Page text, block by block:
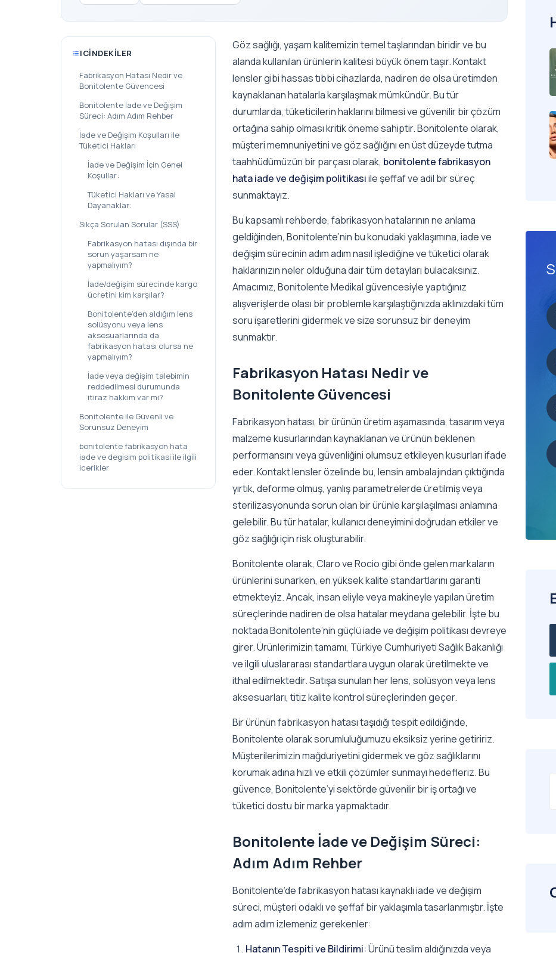
ICINDEKILER
Fabrikasyon Hatası Nedir ve
Bonitolente Güvencesi
Bonitolente İade ve Değişim
Süreci: Adım Adım Rehber
İade ve Değişim Koşulları ile
Tüketici Hakları
İade ve Değişim İçin Genel
Koşullar:
Tüketici Hakları ve Yasal
Dayanaklar:
Sıkça Sorulan Sorular (SSS)
Fabrikasyon hatası dışında bir
sorun yaşarsam ne
yapmalıyım?
İade/değişim sürecinde kargo
ücretini kim karşılar?
Bonitolente’den aldığım lens
solüsyonu veya lens
aksesuarlarında da
fabrikasyon hatası olursa ne
yapmalıyım?
İade veya değişim talebimin
reddedilmesi durumunda
itiraz hakkım var mı?
Bonitolente ile Güvenli ve
Sorunsuz Deneyim
bonitolente fabrikasyon hata
iade ve degisim politikasi ile ilgili
icerikler
Göz sağlığı, yaşam kalitemizin temel taşlarından biridir ve bu
alanda kullanılan ürünlerin kalitesi büyük önem taşır. Kontakt
lensler gibi hassas tıbbi cihazlarda, nadiren de olsa üretimden
kaynaklanan hatalarla karşılaşmak mümkündür. Bu tür
durumlarda, tüketicilerin haklarını bilmesi ve güvenilir bir çözüm
ortağına sahip olması kritik öneme sahiptir. Bonitolente olarak,
müşteri memnuniyetini ve göz sağlığını en üst düzeyde tutma
taahhüdümüzün bir parçası olarak, bonitolente fabrikasyon
hata iade ve değişim politikasıile şeffaf ve adil bir süreç
sunmaktayız.
Bu kapsamlı rehberde, fabrikasyon hatalarının ne anlama
geldiğinden, Bonitolente’nin bu konudaki yaklaşımına, iade ve
değişim sürecinin adım adım nasıl işlediğine ve tüketici olarak
haklarınızın neler olduğuna dair tüm detayları bulacaksınız.
Amacımız, Bonitolente Medikal güvencesiyle yaptığınız
alışverişlerde olası bir problemle karşılaştığınızda aklınızdaki tüm
soru işaretlerini gidermek ve size sorunsuz bir deneyim
sunmaktır.
Fabrikasyon Hatası Nedir ve
Bonitolente Güvencesi
Fabrikasyon hatası, bir ürünün üretim aşamasında, tasarım veya
malzeme kusurlarından kaynaklanan ve ürünün beklenen
performansını veya güvenliğini olumsuz etkileyen kusurları ifade
eder. Kontakt lensler özelinde bu, lensin ambalajından çıktığında
yırtık, deforme olmuş, yanlış parametrelerde üretilmiş veya
sterilizasyonunda sorun olan bir ürünle karşılaşılması anlamına
gelebilir. Bu tür hatalar, kullanıcı deneyimini doğrudan etkiler ve
göz sağlığı için risk oluşturabilir.
Bonitolente olarak, Claro ve Rocio gibi önde gelen markaların
ürünlerini sunarken, en yüksek kalite standartlarını garanti
etmekteyiz. Ancak, insan eliyle veya makineyle yapılan üretim
süreçlerinde nadiren de olsa hatalar meydana gelebilir. İşte bu
noktada Bonitolente’nin güçlü iade ve değişim politikası devreye
girer. Ürünlerimizin tamamı, Türkiye Cumhuriyeti Sağlık Bakanlığı
ve ilgili uluslararası standartlara uygun olarak üretilmekte ve
ithal edilmektedir. Satışa sunulan her lens, solüsyon veya lens
aksesuarları, titiz kalite kontrol süreçlerinden geçer.
Bir ürünün fabrikasyon hatası taşıdığı tespit edildiğinde,
Bonitolente olarak sorumluluğumuzu eksiksiz yerine getiririz.
Müşterilerimizin mağduriyetini gidermek ve göz sağlıklarını
korumak adına hızlı ve etkili çözümler sunmayı hedefleriz. Bu
güvence, Bonitolente’yi sektörde güvenilir bir iş ortağı ve
tüketici dostu bir marka yapmaktadır.
Bonitolente İade ve Değişim Süreci:
Adım Adım Rehber
Bonitolente’de fabrikasyon hatası kaynaklı iade ve değişim
süreci, müşteri odaklı ve şeffaf bir yaklaşımla tasarlanmıştır. İşte
adım adım izlemeniz gerekenler:
Hatanın Tespiti ve Bildirimi:Ürünü teslim aldığınızda veya